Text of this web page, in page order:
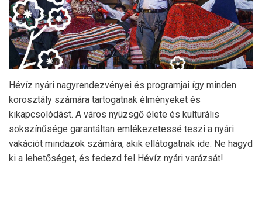
Hévíz nyári nagyrendezvényei és programjai így minden
korosztály számára tartogatnak élményeket és
kikapcsolódást. A város nyüzsgő élete és kulturális
sokszínűsége garantáltan emlékezetessé teszi a nyári
vakációt mindazok számára, akik ellátogatnak ide. Ne hagyd
ki a lehetőséget, és fedezd fel Hévíz nyári varázsát!